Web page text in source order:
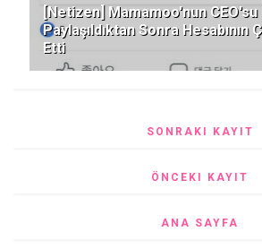
[Netizen] Mamamoo'nun
Paylaşıldıktan Sonra Hesabının
Etti
SONRAKI KAYIT
ÖNCEKI KAYIT
ANA SAYFA